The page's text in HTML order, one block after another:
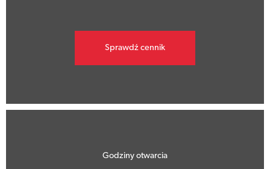
Sprawdź cennik
Godziny otwarcia